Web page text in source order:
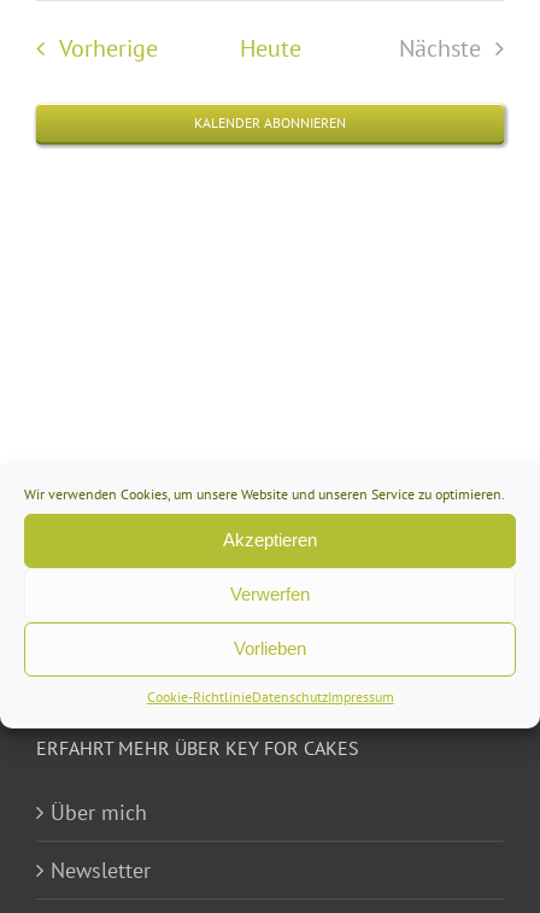
Wir verwenden Cookies, um unsere Website und unseren Service zu optimieren.
Akzeptieren
Verwerfen
Vorlieben
Cookie-RichtlinieDatenschutzImpressum
Suche
und
wählen.
VorherigeVeranstaltungen
Heute
Nächste
KALENDER ABONNIEREN
ERFAHRT MEHR ÜBER KEY FOR CAKES
Über mich
Newsletter